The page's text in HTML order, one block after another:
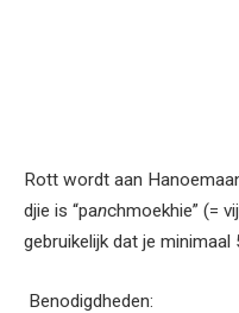
Rott wordt aan
djie is “panchmoekhie” (=
gebruikelijk dat je
Benodigdheden: